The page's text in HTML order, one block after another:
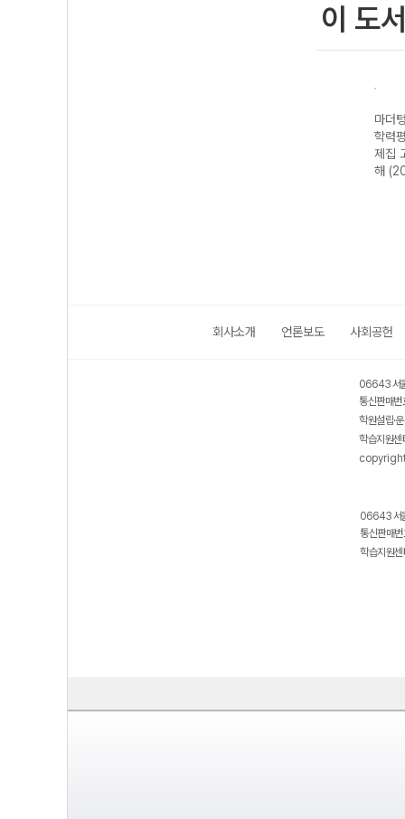
이 도
마더
학력
제집
해
회사소개 언론보도 사회공헌
06643 서
통신판매
학원설립·
학습지원
06643 서
통신판매
학습지원